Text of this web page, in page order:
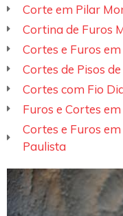
Corte em Pilar
Cortina de Furos
Cortes e Furos
Cortes de Pisos
Cortes com Fio
Furos e Cortes
Cortes e Furos
Paulista